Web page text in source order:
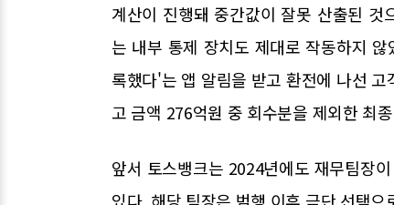
계산이 진행돼 중간값이 잘못 산출된
는 내부 통제 장치도 제대로 작동하지
록했다'는 앱 알림을 받고 환전에 나선
고 금액 276억원 중 회수분을 제외한 최
앞서 토스뱅크는 2024년에도 재무팀장